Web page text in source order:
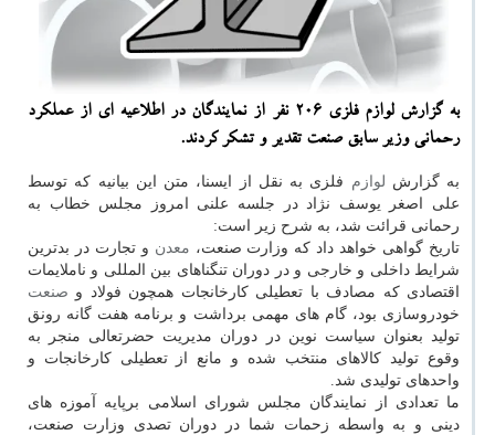
به گزارش لوازم فلزی ۲۰۶ نفر از نمایندگان در اطلاعیه ای از عملكرد
رحمانی وزیر سابق صنعت تقدیر و تشكر كردند.
به گزارش لوازم فلزی به نقل از ایسنا، متن این بیانیه که توسط
علی اصغر یوسف نژاد در جلسه علنی امروز مجلس خطاب به
رحمانی قرائت شد، به شرح زیر است:
تاریخ گواهی خواهد داد که وزارت صنعت، معدن و تجارت در بدترین
شرایط داخلی و خارجی و در دوران تنگناهای بین المللی و ناملایمات
اقتصادی که مصادف با تعطیلی کارخانجات همچون فولاد و صنعت
خودروسازی بود، گام های مهمی برداشت و برنامه هفت گانه رونق
تولید بعنوان سیاست نوین در دوران مدیریت حضرتعالی منجر به
وقوع تولید کالاهای منتخب شده و مانع از تعطیلی کارخانجات و
واحدهای تولیدی شد.
ما تعدادی از نمایندگان مجلس شورای اسلامی برپایه آموزه های
دینی و به واسطه زحمات شما در دوران تصدی وزارت صنعت،